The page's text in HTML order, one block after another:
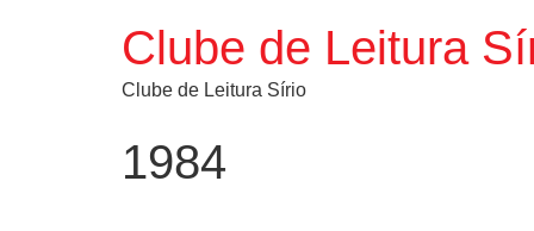
Clube de Leitura
Clube de Leitura Sírio
1984